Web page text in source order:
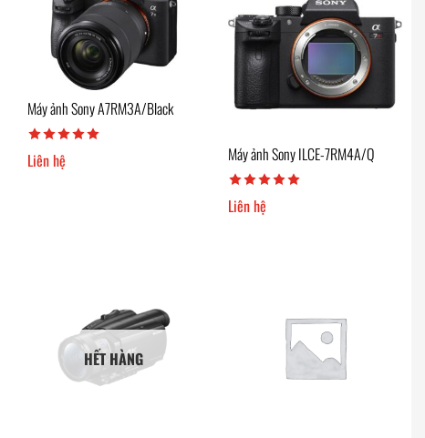
Máy ảnh Sony A7RM3A/Black
Liên hệ Máy ảnh Sony ILCE-7RM4A/Q
Liên hệ
HẾT HÀNG